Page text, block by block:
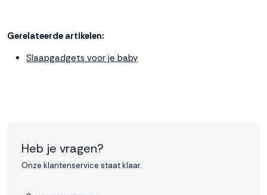
Gerelateerde artikelen:
Slaapgadgets voor je baby
Heb je vragen?
Onze klantenservice staat klaar.